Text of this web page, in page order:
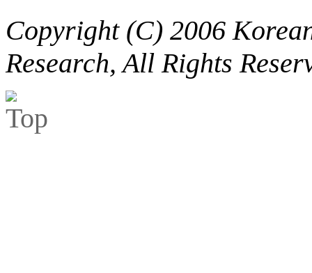
Copyright (C) 2006
Research, All Rights